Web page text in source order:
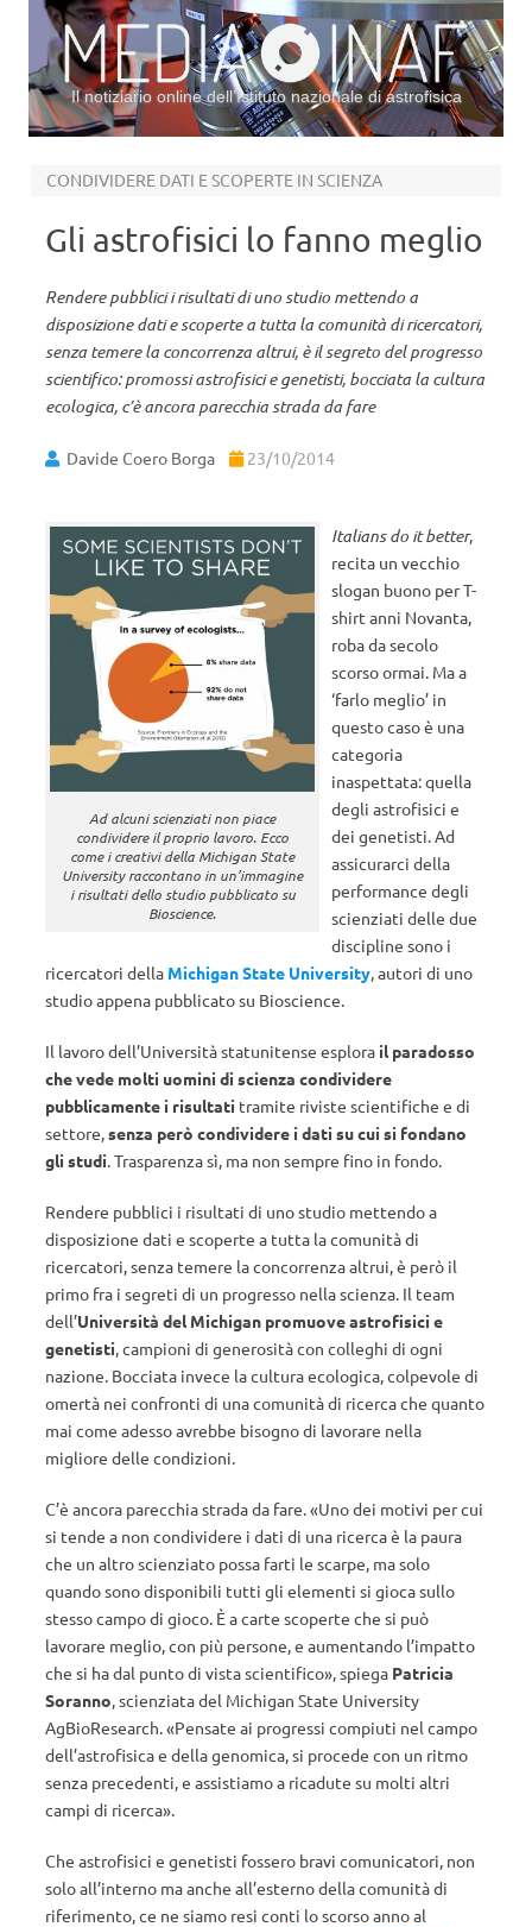
Il notiziario online dell’Istituto nazionale di astrofisica
CONDIVIDERE DATI E SCOPERTE IN SCIENZA
Gli astrofisici lo fanno meglio
Rendere pubblici i risultati di uno studio mettendo a
disposizione dati e scoperte a tutta la comunità di ricercatori,
senza temere la concorrenza altrui, è il segreto del progresso
scientifico: promossi astrofisici e genetisti, bocciata la cultura
ecologica, c’è ancora parecchia strada da fare
Davide Coero Borga 23/10/2014
Ad alcuni scienziati non piace
condividere il proprio lavoro. Ecco
come i creativi della Michigan State
University raccontano in un’immagine
i risultati dello studio pubblicato su
Bioscience.
Italians do it better,
recita un vecchio
slogan buono per T-
shirt anni Novanta,
roba da secolo
scorso ormai. Ma a
‘farlo meglio’ in
questo caso è una
categoria
inaspettata: quella
degli astrofisici e
dei genetisti. Ad
assicurarci della
performance degli
scienziati delle due
discipline sono i
ricercatori della Michigan State University, autori di uno
studio appena pubblicato su Bioscience.
Il lavoro dell’Università statunitense esplora il paradosso
che vede molti uomini di scienza condividere
pubblicamente i risultati tramite riviste scientifiche e di
settore,senza però condividere i dati su cui si fondano
gli studi. Trasparenza sì, ma non sempre fino in fondo.
Rendere pubblici i risultati di uno studio mettendo a
disposizione dati e scoperte a tutta la comunità di
ricercatori, senza temere la concorrenza altrui, è però il
primo fra i segreti di un progresso nella scienza. Il team
dell’Università del Michigan promuove astrofisici e
genetisti, campioni di generosità con colleghi di ogni
nazione. Bocciata invece la cultura ecologica, colpevole di
omertà nei confronti di una comunità di ricerca che quanto
mai come adesso avrebbe bisogno di lavorare nella
migliore delle condizioni.
C’è ancora parecchia strada da fare. «Uno dei motivi per cui
si tende a non condividere i dati di una ricerca è la paura
che un altro scienziato possa farti le scarpe, ma solo
quando sono disponibili tutti gli elementi si gioca sullo
stesso campo di gioco. È a carte scoperte che si può
lavorare meglio, con più persone, e aumentando l’impatto
che si ha dal punto di vista scientifico», spiega Patricia
Soranno, scienziata del Michigan State University
AgBioResearch. «Pensate ai progressi compiuti nel campo
dell’astrofisica e della genomica, si procede con un ritmo
senza precedenti, e assistiamo a ricadute su molti altri
campi di ricerca».
Che astrofisici e genetisti fossero bravi comunicatori, non
solo all’interno ma anche all’esterno della comunità di
riferimento, ce ne siamo resi conti lo scorso anno al